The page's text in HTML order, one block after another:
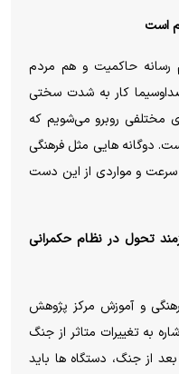
است
رسانه حاکمیت و هم مردم
کار به شدت سختی
مختلفی روبرو می‌شویم که
دوگانه هایی مثل فرهنگی
سرعت و مواردی از این دست
تحول در نظام حکمرانی
و آموزش مرکز پژوهش
به تغییرات متاثر از جنگ
از جنگ، دستگاه ها باید